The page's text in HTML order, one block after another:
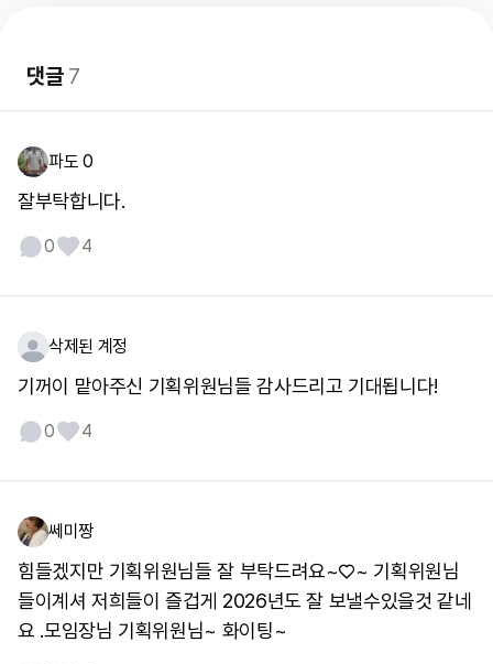
댓글7
파도 0
잘부탁합니다.
0 4
삭제된 계정
기꺼이 맡아주신 기획위원님들 감사드리고 기대됩니다!
0 4
쎄미짱
힘들겠지만 기획위원님들 잘 부탁드려요~♡~ 기획위원님
들이계셔 저희들이 즐겁게 2026년도 잘 보낼수있을것 같네
요 .모임장님 기획위원님~ 화이팅~